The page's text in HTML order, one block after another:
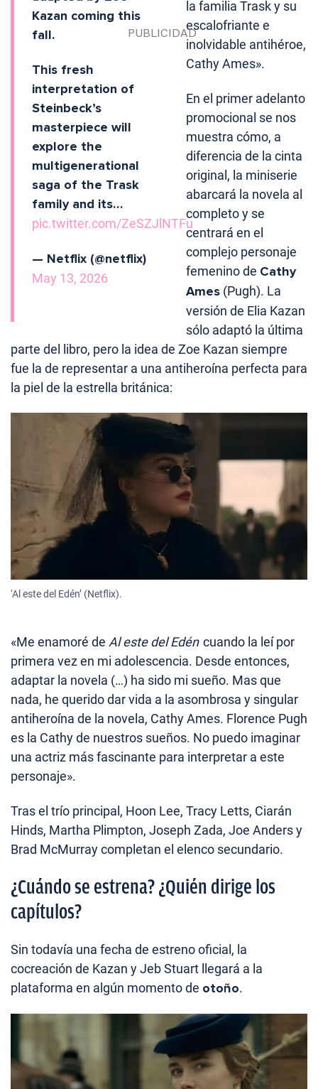
Kazan coming this
fall.
This fresh
interpretation of
Steinbeck’s
masterpiece will
explore the
multigenerational
saga of the Trask
family and its…
pic.twitter.com/ZeSZJlNTFu
— Netflix (@netflix)
May 13, 2026
la familia Trask y su
escalofriante e
inolvidable antihéroe,
Cathy Ames».
En el primer adelanto
promocional se nos
muestra cómo, a
diferencia de la cinta
original, la miniserie
abarcará la novela al
completo y se
centrará en el
complejo personaje
femenino de Cathy
Ames (Pugh). La
versión de Elia Kazan
sólo adaptó la última
parte del libro, pero la idea de Zoe Kazan siempre
fue la de representar a una antiheroína perfecta para
la piel de la estrella británica:
‘Al este del Edén’ (Netflix).
«Me enamoré de Al este del Edén cuando la leí por
primera vez en mi adolescencia. Desde entonces,
adaptar la novela (…) ha sido mi sueño. Mas que
nada, he querido dar vida a la asombrosa y singular
antiheroína de la novela, Cathy Ames. Florence Pugh
es la Cathy de nuestros sueños. No puedo imaginar
una actriz más fascinante para interpretar a este
personaje».
Tras el trío principal, Hoon Lee, Tracy Letts, Ciarán
Hinds, Martha Plimpton, Joseph Zada, Joe Anders y
Brad McMurray completan el elenco secundario.
¿Cuándo se estrena? ¿Quién dirige los
capítulos?
Sin todavía una fecha de estreno oficial, la
cocreación de Kazan y Jeb Stuart llegará a la
plataforma en algún momento de otoño.